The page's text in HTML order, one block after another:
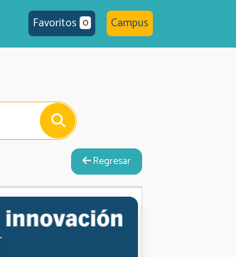
Favoritos 0 Campus
Regresar